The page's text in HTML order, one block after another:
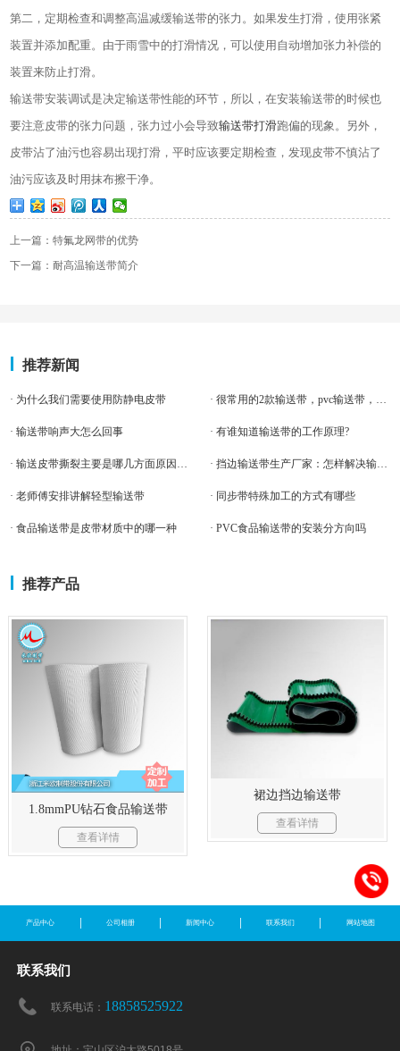
第二，定期检查和调整高温减缓输送带的张力。如果发生打滑，使用张紧
装置并添加配重。由于雨雪中的打滑情况，可以使用自动增加张力补偿的
装置来防止打滑。
输送带安装调试是决定输送带性能的环节，所以，在安装输送带的时候也
要注意皮带的张力问题，张力过小会导致输送带打滑跑偏的现象。另外，
皮带沾了油污也容易出现打滑，平时应该要定期检查，发现皮带不慎沾了
油污应该及时用抹布擦干净。
上一篇：特氟龙网带的优势
下一篇：耐高温输送带简介
推荐新闻
· 为什么我们需要使用防静电皮带 · 很常用的2款输送带，pvc输送带，pu输送带
· 输送带响声大怎么回事 · 有谁知道输送带的工作原理?
· 输送皮带撕裂主要是哪几方面原因造成的? · 挡边输送带生产厂家：怎样解决输送带带体气泡
· 老师傅安排讲解轻型输送带 · 同步带特殊加工的方式有哪些
· 食品输送带是皮带材质中的哪一种 · PVC食品输送带的安装分方向吗
推荐产品
1.8mmPU钻石食品输送带
查看详情
裙边挡边输送带
查看详情
产品中心 公司相册 新闻中心 联系我们 网站地图
联系我们
联系电话： 18858525922